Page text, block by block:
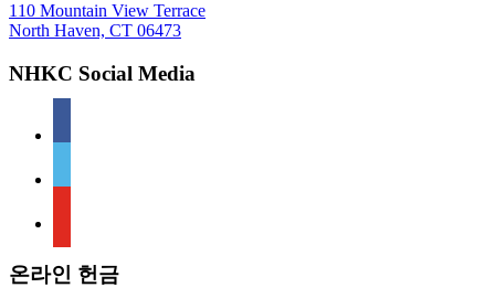
110 Mountain View Terrace
North Haven, CT 06473
NHKC Social Media
온라인 헌금